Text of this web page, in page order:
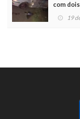
com
19